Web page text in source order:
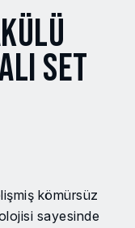
SET
kömürsüz
sayesinde